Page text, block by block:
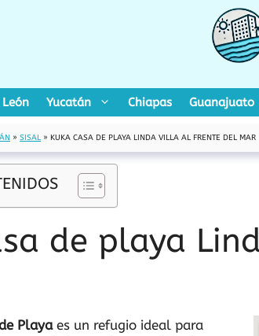
Yucatán Chiapas Guanajuato
» SISAL » KUKA CASA DE PLAYA LINDA VILLA AL FRENTE DEL MAR
de playa
Playaes un refugio ideal para